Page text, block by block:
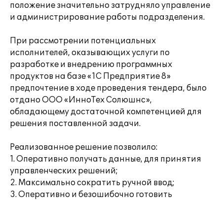
положение значительно затрудняло управление
и администрирование работы подразделения.
При рассмотрении потенциальных
исполнителей, оказывающих услуги по
разработке и внедрению программных
продуктов на базе «1С Предприятие 8»
предпочтение в ходе проведения тендера, было
отдано ООО «ИнноТех Солюшнс»,
обладающему достаточной компетенцией для
решения поставленной задачи.
Реализованное решение позволило:
1. Оперативно получать данные, для принятия
управленческих решений;
2. Максимально сократить ручной ввод;
3. Оперативно и безошибочно готовить